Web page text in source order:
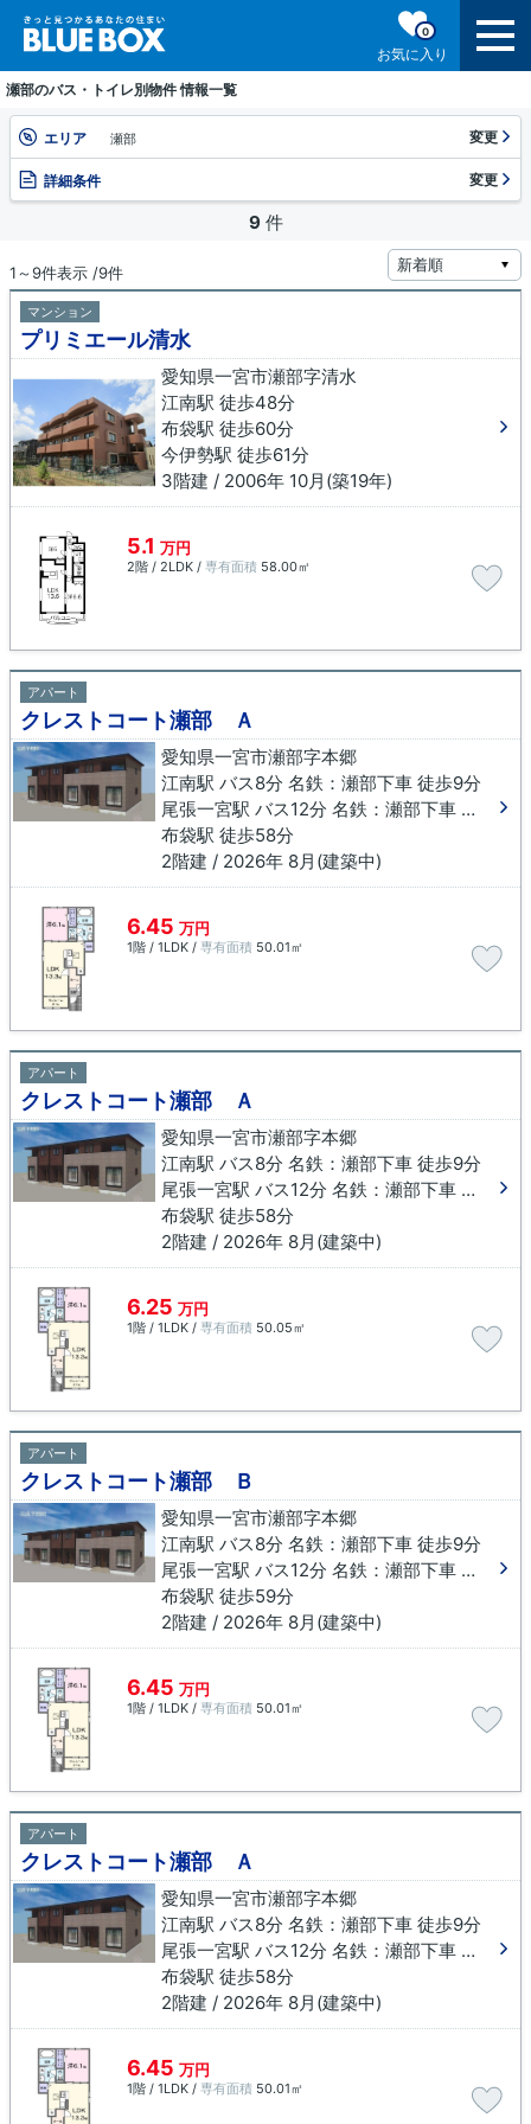
お気に入り
0
瀬部のバス・トイレ別物件 情報一覧
エリア 瀬部 変更
詳細条件 変更
9 件
1～9件表示 /9件
マンション
プリミエール清水
愛知県一宮市瀬部字清水
江南駅 徒歩48分
布袋駅 徒歩60分
今伊勢駅 徒歩61分
3階建 / 2006年 10月(築19年)
5.1 万円
2階 / 2LDK / 専有面積 58.00㎡
アパート
クレストコート瀬部 Ａ
愛知県一宮市瀬部字本郷
江南駅 バス8分 名鉄：瀬部下車 徒歩9分
尾張一宮駅 バス12分 名鉄：瀬部下車 徒歩9分
布袋駅 徒歩58分
2階建 / 2026年 8月(建築中)
6.45 万円
1階 / 1LDK / 専有面積 50.01㎡
アパート
クレストコート瀬部 Ａ
愛知県一宮市瀬部字本郷
江南駅 バス8分 名鉄：瀬部下車 徒歩9分
尾張一宮駅 バス12分 名鉄：瀬部下車 徒歩9分
布袋駅 徒歩58分
2階建 / 2026年 8月(建築中)
6.25 万円
1階 / 1LDK / 専有面積 50.05㎡
アパート
クレストコート瀬部 Ｂ
愛知県一宮市瀬部字本郷
江南駅 バス8分 名鉄：瀬部下車 徒歩9分
尾張一宮駅 バス12分 名鉄：瀬部下車 徒歩9分
布袋駅 徒歩59分
2階建 / 2026年 8月(建築中)
6.45 万円
1階 / 1LDK / 専有面積 50.01㎡
アパート
クレストコート瀬部 Ａ
愛知県一宮市瀬部字本郷
江南駅 バス8分 名鉄：瀬部下車 徒歩9分
尾張一宮駅 バス12分 名鉄：瀬部下車 徒歩9分
布袋駅 徒歩58分
2階建 / 2026年 8月(建築中)
6.45 万円
1階 / 1LDK / 専有面積 50.01㎡